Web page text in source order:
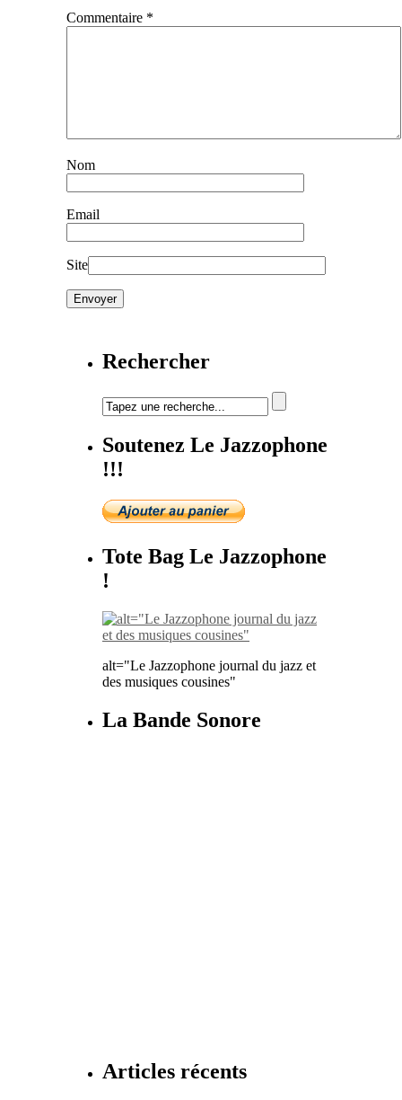
Commentaire *
Nom
Email
Site
Rechercher
Soutenez Le Jazzophone
!!!
Tote Bag Le Jazzophone
!
alt="Le Jazzophone journal du jazz et
des musiques cousines"
La Bande Sonore
Articles récents